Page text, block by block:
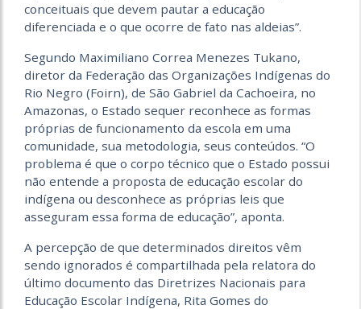
conceituais que devem pautar a educação
diferenciada e o que ocorre de fato nas aldeias”.
Segundo Maximiliano Correa Menezes Tukano,
diretor da Federação das Organizações Indígenas do
Rio Negro (Foirn), de São Gabriel da Cachoeira, no
Amazonas, o Estado sequer reconhece as formas
próprias de funcionamento da escola em uma
comunidade, sua metodologia, seus conteúdos. “O
problema é que o corpo técnico que o Estado possui
não entende a proposta de educação escolar do
indígena ou desconhece as próprias leis que
asseguram essa forma de educação”, aponta.
A percepção de que determinados direitos vêm
sendo ignorados é compartilhada pela relatora do
último documento das Diretrizes Nacionais para
Educação Escolar Indígena, Rita Gomes do